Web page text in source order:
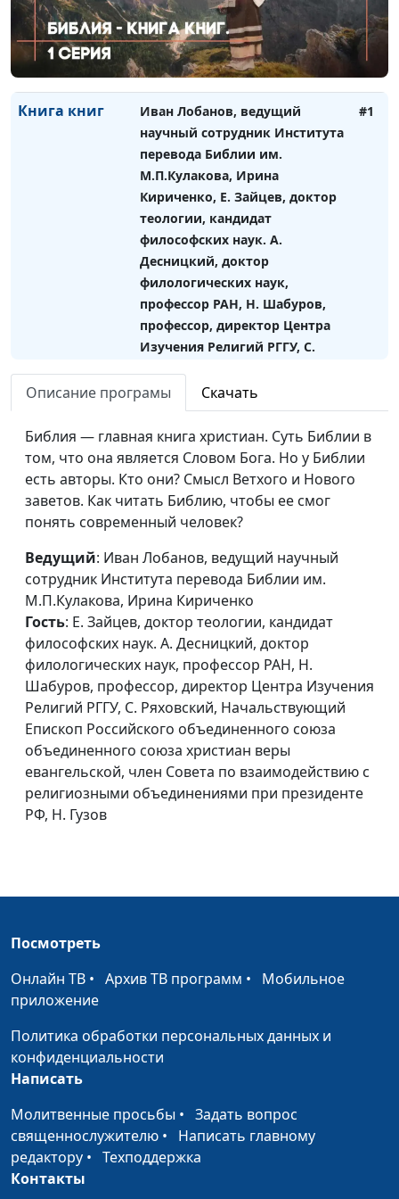
Маневич, переводчик, ведущий
научный сотрудник РБО, Р.
Волкославский, доктор
богословия, Н. Гузов
Книга книг
Иван Лобанов, ведущий
научный сотрудник Института
перевода Библии им.
М.П.Кулакова, Ирина
Кириченко, Е. Зайцев, доктор
теологии, кандидат
философских наук. А.
Десницкий, доктор
филологических наук,
профессор РАН, Н. Шабуров,
профессор, директор Центра
Изучения Религий РГГУ, С.
Епископ Российского
объединенного союза
объединенного союза
христиан веры евангельской,
член Совета по
взаимодействию с
религиозными
президенте РФ, Н. Гузов
#1
Описание програмы Скачать
Библия — главная книга христиан. Суть Библии в
том, что она является Словом Бога. Но у Библии
есть авторы. Кто они? Смысл Ветхого и Нового
заветов. Как читать Библию, чтобы ее смог
понять современный человек?
Ведущий: Иван Лобанов, ведущий научный
сотрудник Института перевода Библии им.
М.П.Кулакова, Ирина Кириченко
Гость: Е. Зайцев, доктор теологии, кандидат
философских наук. А. Десницкий, доктор
филологических наук, профессор РАН, Н.
Шабуров, профессор, директор Центра Изучения
Религий РГГУ, С. Ряховский, Начальствующий
Епископ Российского объединенного союза
объединенного союза христиан веры
евангельской, член Совета по взаимодействию с
религиозными объединениями при президенте
РФ, Н. Гузов
Посмотреть
Онлайн ТВ • Архив ТВ программ • Мобильное
приложение
Политика обработки персональных данных и
конфиденциальности
Написать
Молитвенные просьбы • Задать вопрос
священнослужителю • Написать главному
редактору • Техподдержка
Контакты